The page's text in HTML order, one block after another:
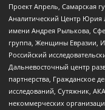
Проект Апрель, Самарская
Аналитический Центр Юрия
имени Андрея Рылькова,
группа, Женщины Евразии,
Российский
Дальневосточный центр
партнерства, Гражданское
исследований, Сутяжник,
некоммерческих